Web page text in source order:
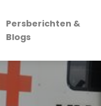
Persberichten &
Blogs